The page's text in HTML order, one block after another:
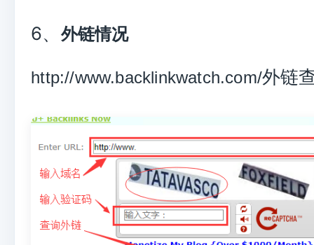
6、 外链情况
http://www.backlinkwatch.com/外链